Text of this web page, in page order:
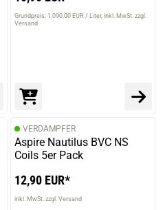
Grundpreis: 1.090,00 EUR / Liter inkl. MwSt. zzgl.
Versand
VERDAMPFER
Aspire Nautilus BVC NS
Coils 5er Pack
12,90 EUR*
inkl. MwSt. zzgl. Versand